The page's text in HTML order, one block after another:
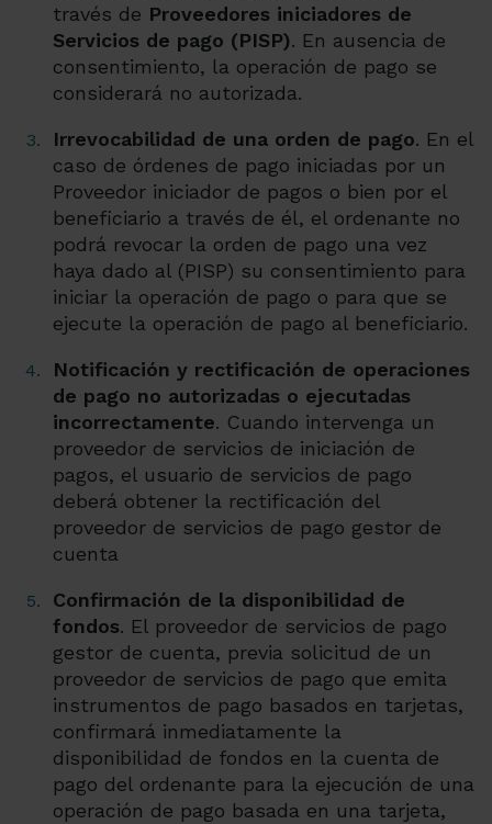
través de Proveedores iniciadores de
Servicios de pago (PISP). En ausencia de
consentimiento, la operación de pago se
considerará no autorizada.
Irrevocabilidad de una orden de pago. En el
caso de órdenes de pago iniciadas por un
Proveedor iniciador de pagos o bien por el
beneficiario a través de él, el ordenante no
podrá revocar la orden de pago una vez
haya dado al (PISP) su consentimiento para
iniciar la operación de pago o para que se
ejecute la operación de pago al beneficiario.
Notificación y rectificación de operaciones
de pago no autorizadas o ejecutadas
incorrectamente. Cuando intervenga un
proveedor de servicios de iniciación de
pagos, el usuario de servicios de pago
deberá obtener la rectificación del
proveedor de servicios de pago gestor de
cuenta
Confirmación de la disponibilidad de
fondos. El proveedor de servicios de pago
gestor de cuenta, previa solicitud de un
proveedor de servicios de pago que emita
instrumentos de pago basados en tarjetas,
confirmará inmediatamente la
disponibilidad de fondos en la cuenta de
pago del ordenante para la ejecución de una
operación de pago basada en una tarjeta,